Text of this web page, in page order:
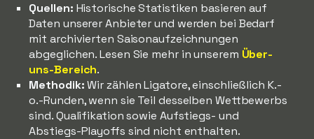
Quellen: Historische Statistiken basieren auf
Daten unserer Anbieter und werden bei Bedarf
mit archivierten Saisonaufzeichnungen
abgeglichen. Lesen Sie mehr in unserem Über-
uns-Bereich.
Methodik:Wir zählen Ligatore, einschließlich K.-
o.-Runden, wenn sie Teil desselben Wettbewerbs
sind. Qualifikation sowie Aufstiegs- und
Abstiegs-Playoffs sind nicht enthalten.